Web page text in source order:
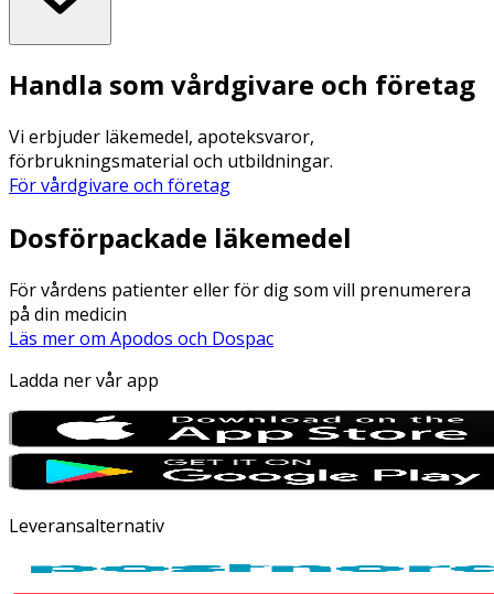
Handla som vårdgivare och företag
Vi erbjuder läkemedel, apoteksvaror,
förbrukningsmaterial och utbildningar.
För vårdgivare och företag
Dosförpackade läkemedel
För vårdens patienter eller för dig som vill prenumerera
på din medicin
Läs mer om Apodos och Dospac
Ladda ner vår app
Leveransalternativ